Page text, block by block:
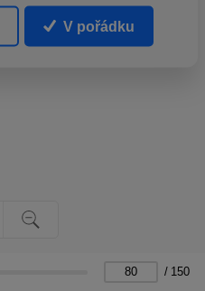
/ 150
V pořádku